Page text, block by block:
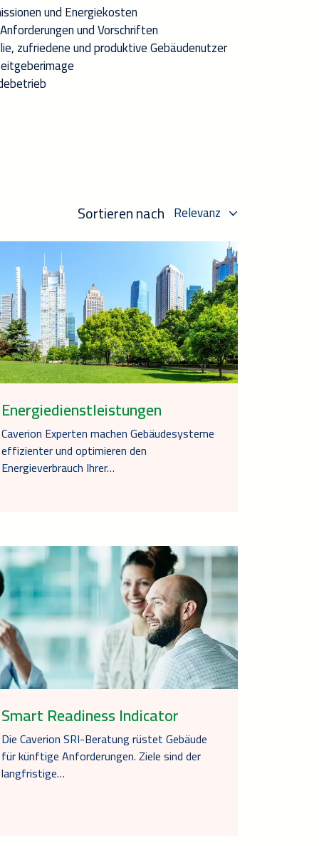
undEnergiekosten
und Vorschriften
zufriedene und produktive Gebäudenutzer
Sortieren nach Relevanz
Energiedienstleistungen
Caverion Experten machen Gebäudesysteme
effizienter und optimieren den
Energieverbrauch Ihrer…
Smart Readiness Indicator
Die Caverion SRI-Beratung rüstet Gebäude
für künftige Anforderungen. Ziele sind der
langfristige…